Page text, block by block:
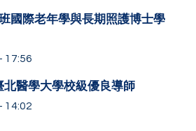
國際老年學與長期照護博士學
17:56
北醫學大學校級優良導師
14:02